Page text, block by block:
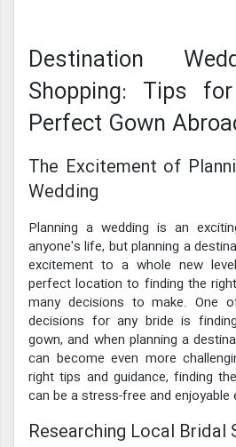
Destination
Shopping: Tips
Perfect Gown
The Excitement of
Wedding
Planning a wedding is an
anyone's life, but planning a
excitement to a whole new
perfect location to finding the
many decisions to make. One
decisions for any bride is
gown, and when planning a
can become even more
right tips and guidance, finding
can be a stress-free and enjoyable
Researching Local Bridal